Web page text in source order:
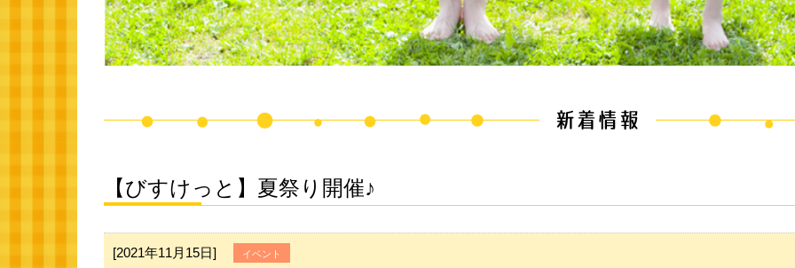
【びすけっと】夏祭り開催♪
[2021年11月15日] イベント